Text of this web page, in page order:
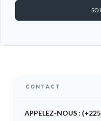
CONTACT
APPELEZ-NOUS :